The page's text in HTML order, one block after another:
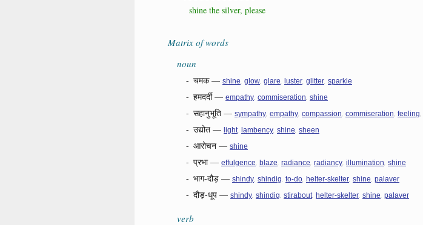
shine the silver, please
Matrix of words
noun
- चमक— shine, glow, glare, luster, glitter, sparkle
- हमदर्दी— empathy, commiseration, shine
- सहानुभूति — sympathy, empathy, compassion, commiseration, feeling,
- उद्योत — light, lambency, shine, sheen
- आरोचन — shine
- प्रभा— effulgence, blaze, radiance, radiancy, illumination, shine
- भाग-दौड़ — shindy, shindig, to-do, helter-skelter, shine, palaver
- दौड़-धूप — shindy, shindig, stirabout, helter-skelter, shine, palaver
verb